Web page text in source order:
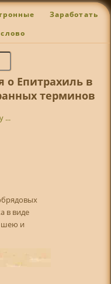
Заработать
о Епитрахиль в
терминов
...
в виде
шею и